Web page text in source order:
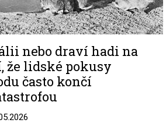
nebo draví hadi na
že lidské pokusy
často končí